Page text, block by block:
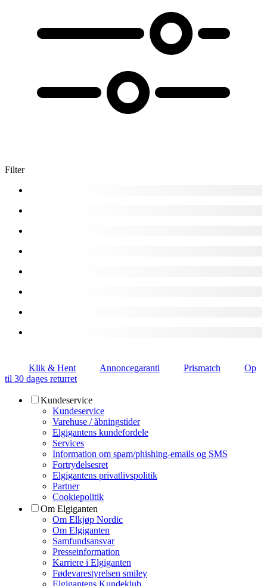
Filter
Klik & Hent Annoncegaranti Prismatch
Op
til 30 dages returret
Kundeservice
Kundeservice
Varehuse / åbningstider
Elgigantens kundefordele
Services
Information om spam/phishing-emails og SMS
Fortrydelsesret
Elgigantens privatlivspolitik
Partner
Cookiepolitik
Om Elgiganten
Om Elkjøp Nordic
Om Elgiganten
Samfundsansvar
Presseinformation
Karriere i Elgiganten
Fødevarestyrelsen smiley
Elgigantens Kundeklub